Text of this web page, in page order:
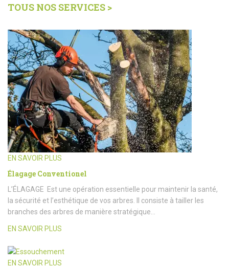
TOUS NOS SERVICES >
EN SAVOIR PLUS
Élagage Conventionel
L’ÉLAGAGE Est une opération essentielle pour maintenir la santé,
la sécurité et l’esthétique de vos arbres. Il consiste à tailler les
branches des arbres de manière stratégique…
EN SAVOIR PLUS
EN SAVOIR PLUS